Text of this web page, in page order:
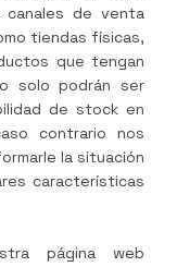
de venta
tiendas físicas,
que tengan
solo podrán ser
de stock en
contrario nos
la situación
características
página web